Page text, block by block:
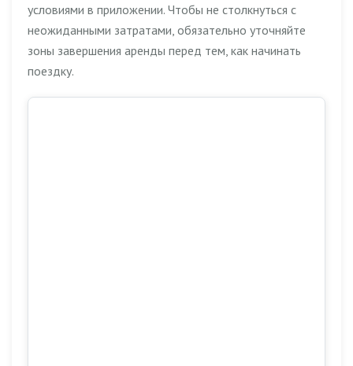
условиями в приложении. Чтобы не столкнуться с
неожиданными затратами, обязательно уточняйте
зоны завершения аренды перед тем, как начинать
поездку.